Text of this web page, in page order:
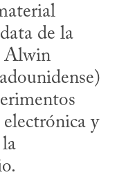
de la
Alwin
y